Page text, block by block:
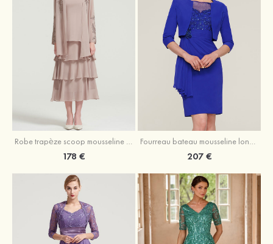
Robe trapèze scoop mousseline longueur mollet robe de mère de la mariée avec appliqué volants veste
178 €
Fourreau bateau mousseline longueur genou robe de mère de la mariée avec appliqué perle plissé veste
207 €